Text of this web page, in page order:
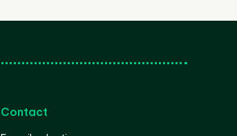
Contact